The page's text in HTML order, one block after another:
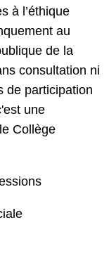
à l’éthique
au
de la
consultation ni
de participation
une
Collège